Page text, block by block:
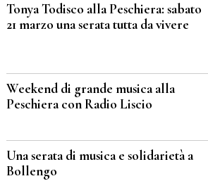
Tonya Todisco alla Peschiera: sabato
21 marzo una serata tutta da vivere
Weekend di grande musica alla
Peschiera con Radio Liscio
Una serata di musica e solidarietà a
Bollengo